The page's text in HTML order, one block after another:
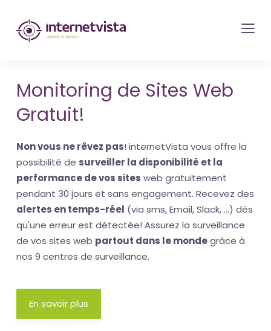
internetvista
monitoring
surveillance
de
site
et
de
services
internet-
Uptime
is
money
Monitoring de Sites Web
Gratuit!
Non vous ne rêvez pas! internetVista vous offre la
possibilité de surveiller la disponibilité et la
performance de vos sites web gratuitement
pendant 30 jours et sans engagement. Recevez des
alertes en temps-réel (via sms, Email, Slack, ...) dés
qu'une erreur est détectée! Assurez la surveillance
de vos sites web partout dans le mondegrâce à
nos 9 centres de surveillance.
En savoir plus